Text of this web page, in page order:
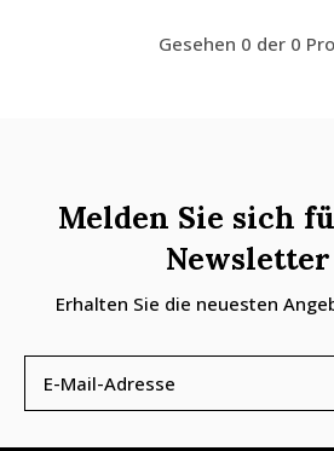
Gesehen 0 der 0
Melden Sie sich
Erhalten Sie die neuesten